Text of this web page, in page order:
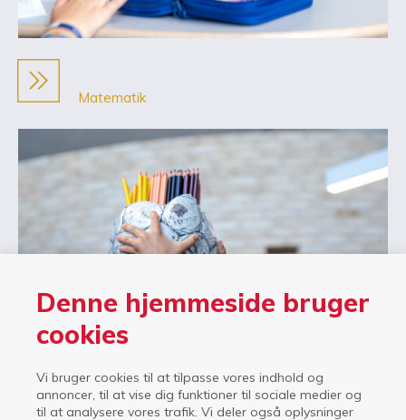
Denne hjemmeside bruger
cookies
Vi bruger cookies til at tilpasse vores indhold og
annoncer, til at vise dig funktioner til sociale medier og
til at analysere vores trafik. Vi deler også oplysninger
Matematik